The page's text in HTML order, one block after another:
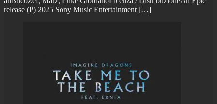
release (P) 2025 Sony Music Entertainment […]